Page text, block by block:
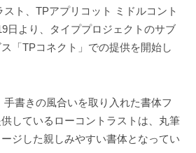
スト、TPアプリコット ミドルコント
日より、タイププロジェクトのサブ
「TPコネクト」での提供を開始し
書きの風合いを取り入れた書体フ
しているローコントラストは、丸筆
ジした親しみやすい書体となってい